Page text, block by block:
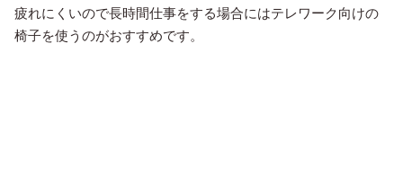
疲れにくいので長時間仕事をする場合にはテレワーク向けの
椅子を使うのがおすすめです。